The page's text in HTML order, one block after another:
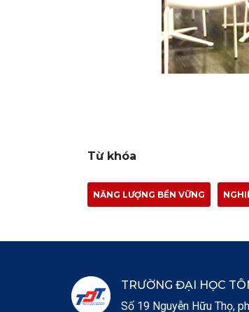
Từ khóa
NĂNG LƯỢNG BỀN VỮNG
TRƯỜNG ĐẠI HỌC
Số 19 Nguyễn Hữu Thọ,